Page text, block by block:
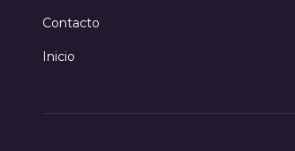
Contacto
Inicio